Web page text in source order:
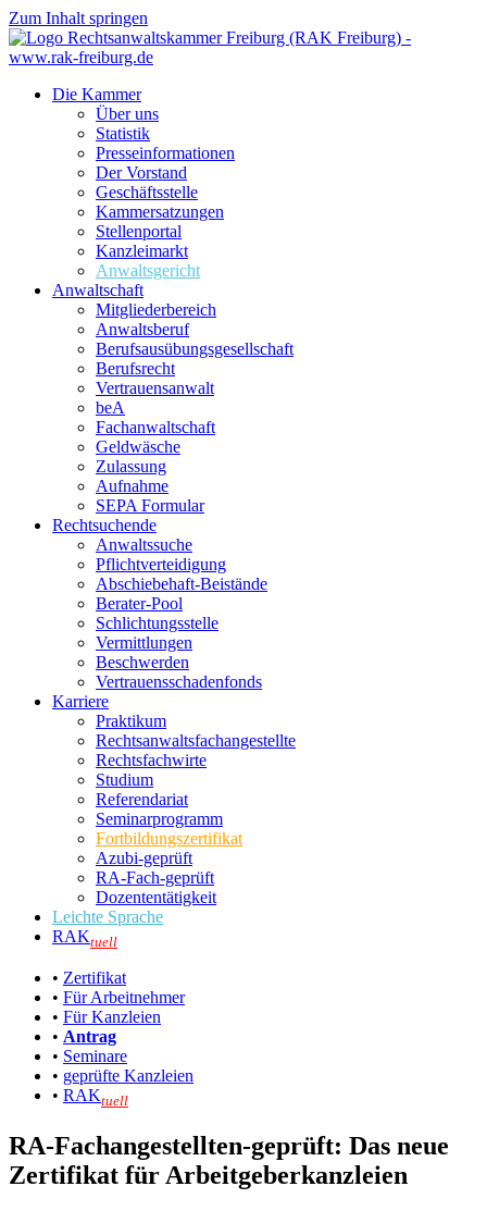
Zum Inhalt springen
Die Kammer
Über uns
Statistik
Presseinformationen
Der Vorstand
Geschäftsstelle
Kammersatzungen
Stellenportal
Kanzleimarkt
Anwaltsgericht
Anwaltschaft
Mitgliederbereich
Anwaltsberuf
Berufsausübungs­gesellschaft
Berufsrecht
Vertrauensanwalt
beA
Fachanwaltschaft
Geldwäsche
Zulassung
Aufnahme
SEPA Formular
Rechtsuchende
Anwaltssuche
Pflichtverteidigung
Abschiebehaft-Beistände
Berater-Pool
Schlichtungsstelle
Vermittlungen
Beschwerden
Vertrauensschadenfonds
Karriere
Praktikum
Rechtsanwalts­fachangestellte
Rechtsfachwirte
Studium
Referendariat
Seminarprogramm
Fortbildungszertifikat
Azubi-geprüft
RA-Fach-geprüft
Dozententätigkeit
Leichte Sprache
RAKtuell
• Zertifikat
• Für Arbeitnehmer
• Für Kanzleien
• Antrag
• Seminare
• geprüfte Kanzleien
• RAKtuell
RA-Fachangestellten-geprüft: Das neue
Zertifikat für Arbeitgeberkanzleien